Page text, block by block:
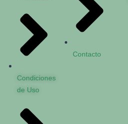
Condiciones
de Uso
Contacto